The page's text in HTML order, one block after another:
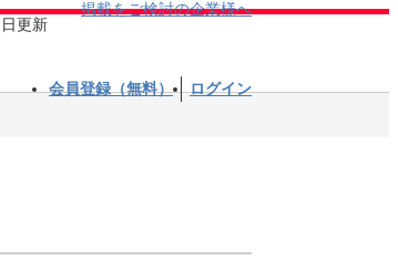
更新
掲載をご検討の企業様へ
会員登録（無料） ログイン